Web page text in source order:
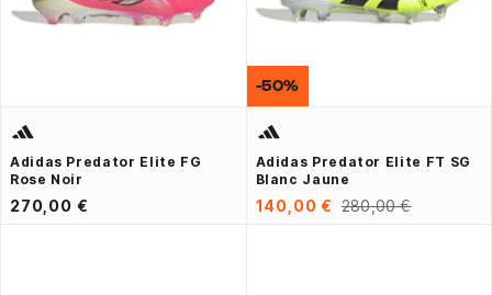
Adidas Predator Elite FG
Rose Noir
270,00 €
Adidas Predator Elite FT SG
Blanc Jaune
140,00 € 280,00 €
-50%